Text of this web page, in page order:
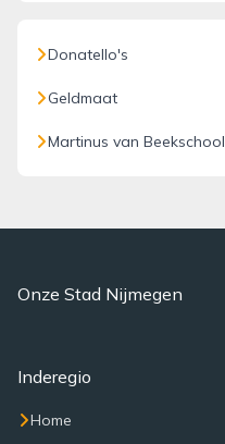
Donatello's
Geldmaat
Martinus van Beekschool
Onze Stad Nijmegen
Inderegio
Home